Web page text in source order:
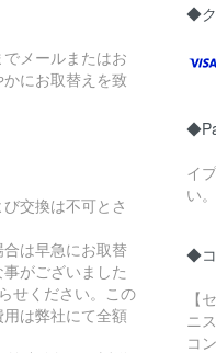
メールまたはお
にお取替えを致
交換は不可とさ
合は早急にお取替
がございました
せください。この
は弊社にて全額
◆ク
イ
い
◆
【
ニ
コ